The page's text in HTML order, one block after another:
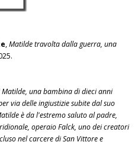
,Matilde travolta dalla guerra, una
una bambina di dieci anni
via delle ingiustizie subite dal suo
è da l'estremo saluto al padre,
operaio Falck, uno dei creatori
nel carcere di San Vittore e